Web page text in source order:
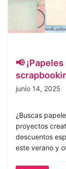
📢
junio 14, 2025
¿Buscas
proyectos
descuentos
este verano y